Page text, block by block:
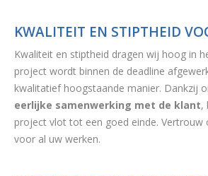
KWALITEIT EN STIPTHEID
Kwaliteit en stiptheid dragen wij hoog in
project wordt binnen de deadline
kwalitatief hoogstaande manier. Dankzij
eerlijke samenwerking met de klant,
project vlot tot een goed einde. Vertrouw
voor al uw werken.